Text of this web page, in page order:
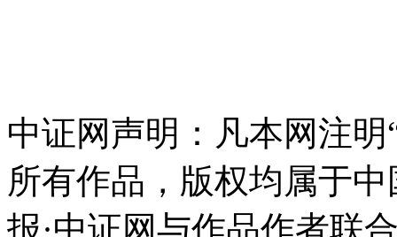
中证网声明：凡本网注
所有作品，版权均属于
报·中证网与作品作者联